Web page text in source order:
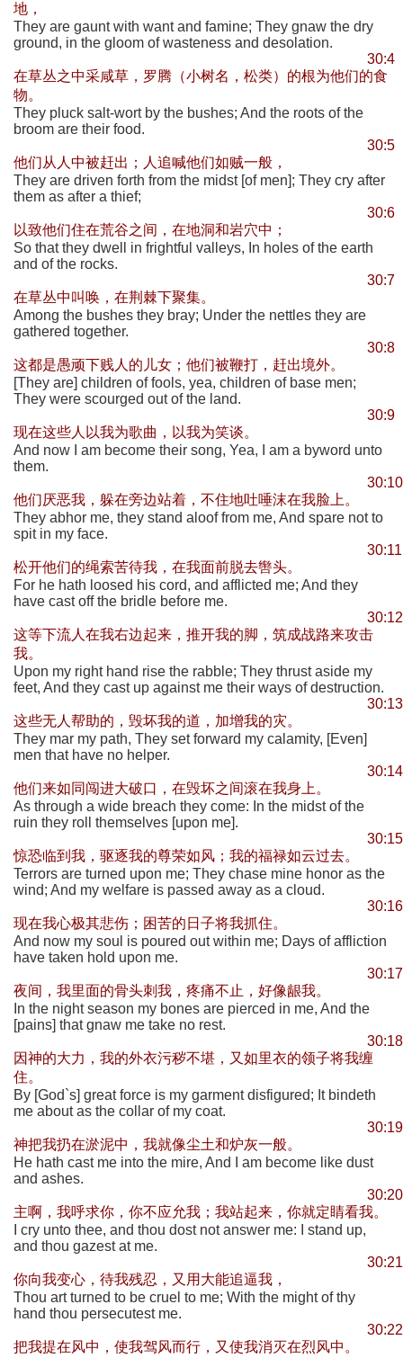
地，
They are gaunt with want and famine; They gnaw the dry
ground, in the gloom of wasteness and desolation.
30:4
在草丛之中采咸草，罗腾（小树名，松类）的根为他们的食
物。
They pluck salt-wort by the bushes; And the roots of the
broom are their food.
30:5
他们从人中被赶出；人追喊他们如贼一般，
They are driven forth from the midst [of men]; They cry after
them as after a thief;
30:6
以致他们住在荒谷之间，在地洞和岩穴中；
So that they dwell in frightful valleys, In holes of the earth
and of the rocks.
30:7
在草丛中叫唤，在荆棘下聚集。
Among the bushes they bray; Under the nettles they are
gathered together.
30:8
这都是愚顽下贱人的儿女；他们被鞭打，赶出境外。
[They are] children of fools, yea, children of base men;
They were scourged out of the land.
30:9
现在这些人以我为歌曲，以我为笑谈。
And now I am become their song, Yea, I am a byword unto
them.
30:10
他们厌恶我，躲在旁边站着，不住地吐唾沫在我脸上。
They abhor me, they stand aloof from me, And spare not to
spit in my face.
30:11
松开他们的绳索苦待我，在我面前脱去辔头。
For he hath loosed his cord, and afflicted me; And they
have cast off the bridle before me.
30:12
这等下流人在我右边起来，推开我的脚，筑成战路来攻击
我。
Upon my right hand rise the rabble; They thrust aside my
feet, And they cast up against me their ways of destruction.
30:13
这些无人帮助的，毁坏我的道，加增我的灾。
They mar my path, They set forward my calamity, [Even]
men that have no helper.
30:14
他们来如同闯进大破口，在毁坏之间滚在我身上。
As through a wide breach they come: In the midst of the
ruin they roll themselves [upon me].
30:15
惊恐临到我，驱逐我的尊荣如风；我的福禄如云过去。
Terrors are turned upon me; They chase mine honor as the
wind; And my welfare is passed away as a cloud.
30:16
现在我心极其悲伤；困苦的日子将我抓住。
And now my soul is poured out within me; Days of affliction
have taken hold upon me.
30:17
夜间，我里面的骨头刺我，疼痛不止，好像龈我。
In the night season my bones are pierced in me, And the
[pains] that gnaw me take no rest.
30:18
因神的大力，我的外衣污秽不堪，又如里衣的领子将我缠
住。
By [God`s] great force is my garment disfigured; It bindeth
me about as the collar of my coat.
30:19
神把我扔在淤泥中，我就像尘土和炉灰一般。
He hath cast me into the mire, And I am become like dust
and ashes.
30:20
主啊，我呼求你，你不应允我；我站起来，你就定睛看我。
I cry unto thee, and thou dost not answer me: I stand up,
and thou gazest at me.
30:21
你向我变心，待我残忍，又用大能追逼我，
Thou art turned to be cruel to me; With the might of thy
hand thou persecutest me.
30:22
把我提在风中，使我驾风而行，又使我消灭在烈风中。